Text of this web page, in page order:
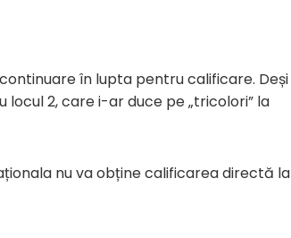
în lupta pentru calificare. Deși
2, care i-ar duce pe „tricolori” la
nu va obține calificarea directă la